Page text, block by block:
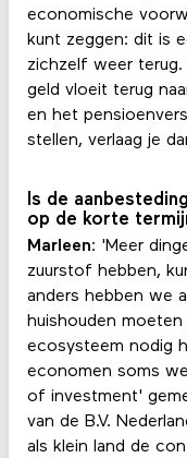
economische
kunt zeggen: dit is
zichzelf weer
geld vloeit terug
en het
stellen, verlaag je
Is de
op de korte
Marleen: 'Meer
zuurstof hebben,
anders hebben we
huishouden
ecosysteem nodig
economen soms
of investment'
van de B.V.
als klein land de